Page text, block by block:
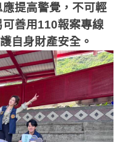
提高警覺，不可輕
善用110報案專線
自身財產安全。